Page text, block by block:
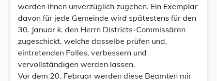
werden ihnen unverzüglich zugehen. Ein Exemplar
davon für jede Gemeinde wird spätestens für den
30. Januar k. den Herrn Districts-Commissären
zugeschickt, welche dasselbe prüfen und,
eintretenden Falles, verbessern und
vervollständigen werden lassen.
Vor dem 20. Februar werden diese Beamten mir